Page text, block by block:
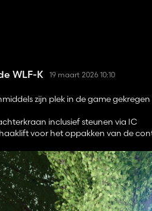
WLF-K 19 maart 2026 10:10
zijn plek in de game
inclusief steunen via IC
voor het oppakken van de